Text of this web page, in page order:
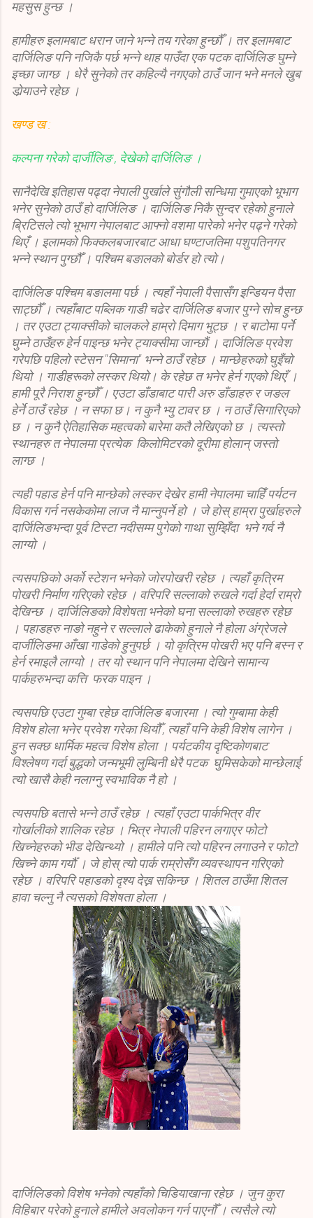
महसुस हुन्छ ।
हामीहरु इलामबाट धरान जाने भन्ने तय गरेका हुन्छौँ । तर इलामबाट
दार्जिलिङ पनि नजिकै पर्छ भन्ने थाह पाउँदा एक पटक दार्जिलिङ घुम्ने
इच्छा जाग्छ । धेरै सुनेको तर कहिल्यै नगएको ठाउँ जान भने मनले खुब
डोर्‍याउने रहेछ ।
खण्ड ख :
कल्पना गरेको दार्जीलिङ , देखेको दार्जिलिङ ।
सानैदेखि इतिहास पढ्दा नेपाली पुर्खाले सुंगौली सन्धिमा गुमाएको भूभाग
भनेर सुनेको ठाउँ हो दार्जिलिङ । दार्जिलिङ निकै सुन्दर रहेको हुनाले
ब्रिटिसले त्यो भूभाग नेपालबाट आफ्नो वशमा पारेको भनेर पढ्ने गरेको
थिएँ । इलामको फिक्कलबजारबाट आधा घण्टाजतिमा पशुपतिनगर
भन्ने स्थान पुग्छौँ । पश्चिम बङालको बोर्डर हो त्यो।
दार्जिलिङ पश्चिम बङालमा पर्छ । त्यहाँ नेपाली पैसासँग इन्डियन पैसा
साट्छौँ । त्यहाँबाट पब्लिक गाडी चढेर दार्जिलिङ बजार पुग्ने सोच हुन्छ
। तर एउटा ट्याक्सीको चालकले हाम्रो दिमाग भुट्छ । र बाटोमा पर्ने
घुम्ने ठाउँहरु हेर्न पाइन्छ भनेर ट्याक्सीमा जान्छौं । दार्जिलिङ प्रवेश
गरेपछि पहिलो स्टेसन "सिमाना" भन्ने ठाउँ रहेछ । मान्छेहरुको घुइँचो
थियो । गाडीहरूको लस्कर थियो। के रहेछ त भनेर हेर्न गएको थिएँ ।
हामी पूरै निराश हुन्छौँ । एउटा डाँडाबाट पारी अरु डाँडाहरु र जङल
हेर्ने ठाउँ रहेछ । न सफा छ। न कुनै भ्यु टावर छ । न ठाउँ सिगारिएको
छ । न कुनै ऐतिहासिक महत्वको बारेमा कतै लेखिएको छ । त्यस्तो
स्थानहरु त नेपालमा प्रत्येक किलोमिटरको दूरीमा होलान् जस्तो
लाग्छ ।
त्यही पहाड हेर्न पनि मान्छेको लस्कर देखेर हामी नेपालमा चाहिँ पर्यटन
विकास गर्न नसकेकोमा लाज नै मान्नुपर्ने हो । जे होस् हाम्रा पुर्खाहरुले
दार्जिलिङभन्दा पूर्व टिस्टा नदीसम्म पुगेको गाथा सुम्झिँदा भने गर्व नै
लाग्यो ।
त्यसपछिको अर्को स्टेशन भनेको जोरपोखरी रहेछ । त्यहाँ कृत्रिम
पोखरी निर्माण गरिएको रहेछ । वरिपरि सल्लाको रुखले गर्दा हेर्दा राम्रो
देखिन्छ । दार्जिलिङको विशेषता भनेको घना सल्लाको रुखहरु रहेछ
। पहाडहरु नाङो नहुने र सल्लाले ढाकेको हुनाले नै होला अंग्रेजले
दार्जीलिङमा आँखा गाडेको हुनुपर्छ । यो कृत्रिम पोखरी भए पनि बस्न र
हेर्न रमाइलै लाग्यो । तर यो स्थान पनि नेपालमा देखिने सामान्य
पार्कहरुभन्दा कत्ति फरक पाइन ।
त्यसपछि एउटा गुम्बा रहेछ दार्जिलिङ बजारमा । त्यो गुम्बामा केही
विशेष होला भनेर प्रवेश गरेका थियौँ , त्यहाँ पनि केही विशेष लागेन ।
हुन सक्छ धार्मिक महत्व विशेष होला । पर्यटकीय दृष्टिकोणबाट
विश्लेषण गर्दा बुद्धको जन्मभूमी लुम्बिनी धेरै पटक घुमिसकेको मान्छेलाई
त्यो खासै केही नलाग्नु स्वभाविक नै हो ।
त्यसपछि बतासे भन्ने ठाउँ रहेछ । त्यहाँ एउटा पार्कभित्र वीर
गोर्खालीको शालिक रहेछ । भित्र नेपाली पहिरन लगाएर फोटो
खिच्नेहरुको भीड देखिन्थ्यो । हामीले पनि त्यो पहिरन लगाउने र फोटो
खिच्ने काम गर्यौँ । जे होस् त्यो पार्क राम्रोसँग व्यवस्थापन गरिएको
रहेछ । वरिपरि पहाडको दृश्य देख्न सकिन्छ । शितल ठाउँमा शितल
हावा चल्नु नै त्यसको विशेषता होला ।
दार्जिलिङको विशेष भनेको त्यहाँको चिडियाखाना रहेछ । जुन कुरा
विहिबार परेको हुनाले हामीले अवलोकन गर्न पाएनौँ । त्यसैले त्यो